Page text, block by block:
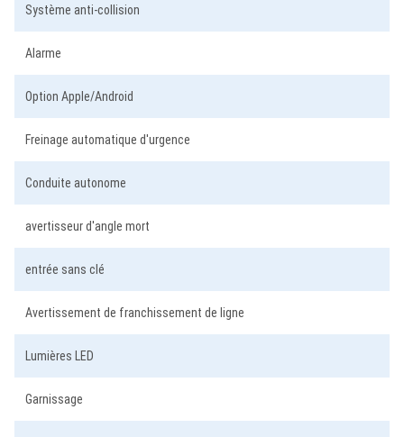
Système anti-collision
Alarme
Option Apple/Android
Freinage automatique d'urgence
Conduite autonome
avertisseur d'angle mort
entrée sans clé
Avertissement de franchissement de ligne
Lumières LED
Garnissage